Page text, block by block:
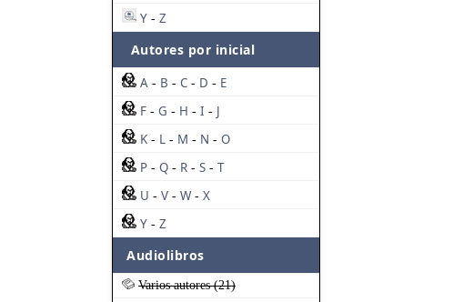
Y - Z
Autores por inicial
A - B - C - D - E
F - G - H - I - J
K - L - M - N - O
P - Q - R - S - T
U - V - W - X
Y - Z
Audiolibros
Varios autores (21)